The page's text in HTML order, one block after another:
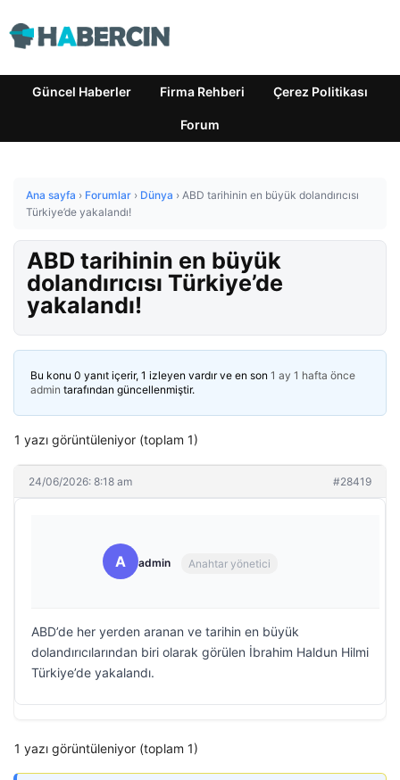
Güncel Haberler Firma Rehberi Çerez Politikası
Forum
Ana sayfa › Forumlar › Dünya › ABD tarihinin en büyük dolandırıcısı
Türkiye’de yakalandı!
ABD tarihinin en büyük
dolandırıcısı Türkiye’de
yakalandı!
Bu konu 0 yanıt içerir, 1 izleyen vardır ve en son 1 ay 1 hafta önce
admin tarafından güncellenmiştir.
1 yazı görüntüleniyor (toplam 1)
24/06/2026: 8:18 am #28419
A admin Anahtar yönetici
ABD’de her yerden aranan ve tarihin en büyük
dolandırıcılarından biri olarak görülen İbrahim Haldun Hilmi
Türkiye’de yakalandı.
1 yazı görüntüleniyor (toplam 1)